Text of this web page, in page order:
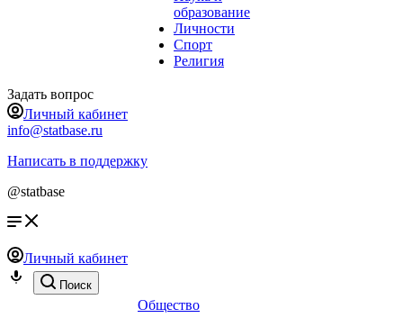
образование
Личности
Спорт
Религия
Задать вопрос
Личный кабинет
info@statbase.ru
Написать в поддержку
@statbase
Личный кабинет
Поиск
Общество